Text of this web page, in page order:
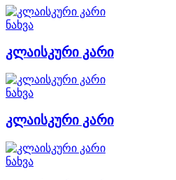
ნახვა
კლაისკური კარი
ნახვა
კლაისკური კარი
ნახვა